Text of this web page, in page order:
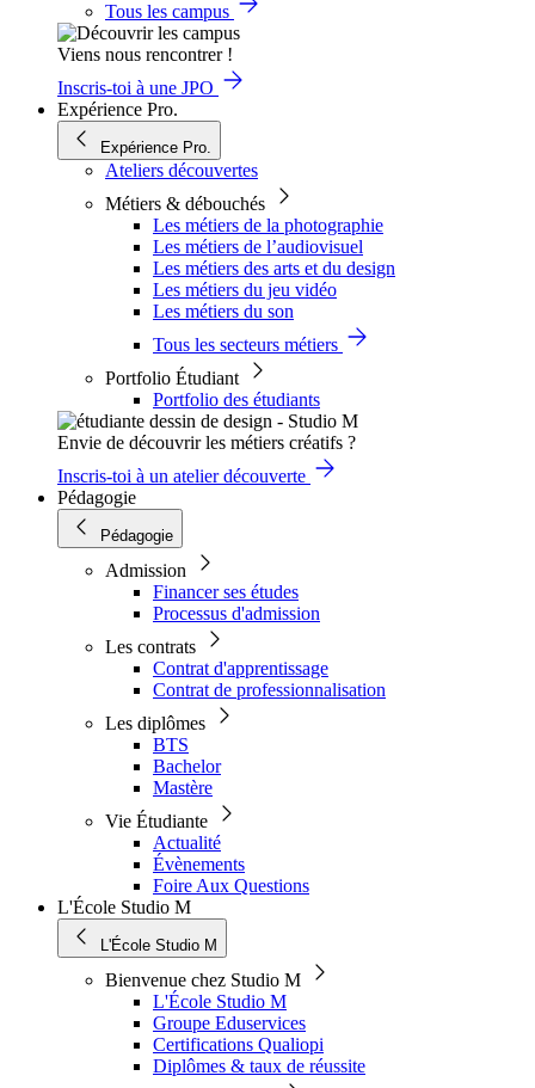
Tous les campus
Viens nous rencontrer !
Inscris-toi à une JPO
Expérience Pro.
Expérience Pro.
Ateliers découvertes
Métiers & débouchés
Les métiers de la photographie
Les métiers de l’audiovisuel
Les métiers des arts et du design
Les métiers du jeu vidéo
Les métiers du son
Tous les secteurs métiers
Portfolio Étudiant
Portfolio des étudiants
Envie de découvrir les métiers créatifs ?
Inscris-toi à un atelier découverte
Pédagogie
Pédagogie
Admission
Financer ses études
Processus d'admission
Les contrats
Contrat d'apprentissage
Contrat de professionnalisation
Les diplômes
BTS
Bachelor
Mastère
Vie Étudiante
Actualité
Évènements
Foire Aux Questions
L'École Studio M
L'École Studio M
Bienvenue chez Studio M
L'École Studio M
Groupe Eduservices
Certifications Qualiopi
Diplômes & taux de réussite